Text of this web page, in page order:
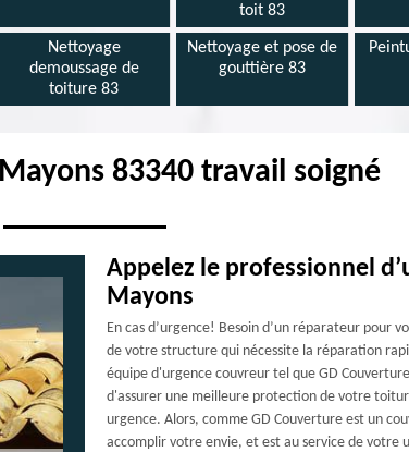
toit 83
Nettoyage
demoussage de
toiture 83
Nettoyage et pose de
gouttière 83
83340 travail soigné
Appelez le professionnel
Mayons
En cas d’urgence! Besoin d’un réparateur pour
de votre structure qui nécessite la réparation
équipe d'urgence couvreur tel que GD
d'assurer une meilleure protection de votre
urgence. Alors, comme GD Couverture est un
accomplir votre envie, et est au service de votre